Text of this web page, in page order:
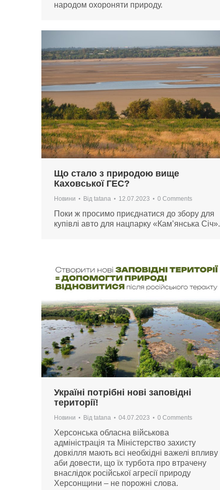
народом охороняти природу.
Що стало з природою вище
Каховської ГЕС?
Новини Від tatana 12.07.2023 0 Comments
Поки ж просимо приєднатися до збору для
купівлі авто для нацпарку «Кам’янська Січ».
Україні потрібні нові заповідні
території!
Новини Від tatana 04.07.2023 0 Comments
Херсонська обласна військова
адміністрація та Міністерство захисту
довкілля мають всі необхідні важелі впливу
аби довести, що їх турбота про втрачену
внаслідок російської агресії природу
Херсонщини – не порожні слова.